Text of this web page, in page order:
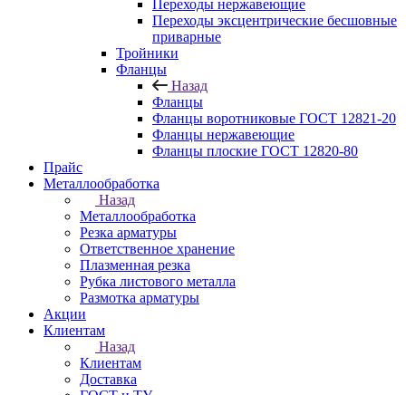
Переходы нержавеющие
Переходы эксцентрические бесшовные
приварные
Тройники
Фланцы
Назад
Фланцы
Фланцы воротниковые ГОСТ 12821-20
Фланцы нержавеющие
Фланцы плоские ГОСТ 12820-80
Прайс
Металлообработка
Назад
Металлообработка
Резка арматуры
Ответственное хранение
Плазменная резка
Рубка листового металла
Размотка арматуры
Акции
Клиентам
Назад
Клиентам
Доставка